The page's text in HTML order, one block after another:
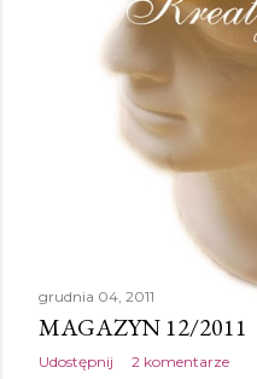
grudnia 04, 2011
MAGAZYN 12/2011
Udostępnij 2 komentarze